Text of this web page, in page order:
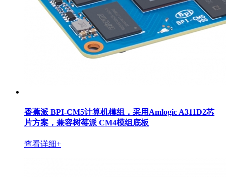
香蕉派 BPI-CM5计算机模组，采用Amlogic A311D2芯
片方案，兼容树莓派 CM4模组底板
查看详细+